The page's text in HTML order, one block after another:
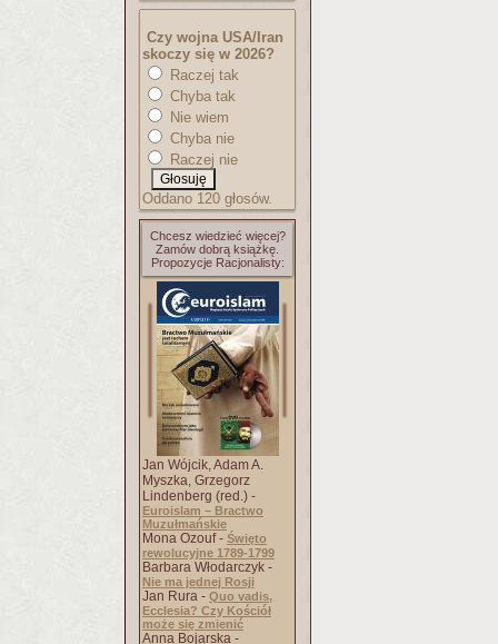
Czy wojna USA/Iran
skoczy się w 2026?
Raczej tak
Chyba tak
Nie wiem
Chyba nie
Raczej nie
Oddano 120 głosów.
Chcesz wiedzieć więcej?
Zamów dobrą książkę.
Propozycje Racjonalisty:
Jan Wójcik, Adam A.
Myszka, Grzegorz
Lindenberg (red.) -
Euroislam – Bractwo
Muzułmańskie
Mona Ozouf - Święto
rewolucyjne 1789-1799
Barbara Włodarczyk -
Nie ma jednej Rosji
Jan Rura - Quo vadis,
Ecclesia? Czy Kościół
może się zmienić
Anna Bojarska -